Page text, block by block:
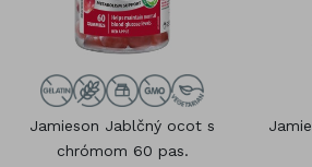
Jamieson Jablčný ocot s
chrómom 60 pas.